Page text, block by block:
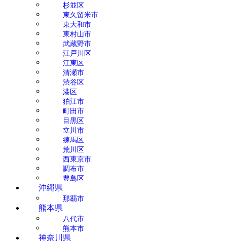
杉並区
東久留米市
東大和市
東村山市
武蔵野市
江戸川区
江東区
清瀬市
渋谷区
港区
狛江市
町田市
目黒区
立川市
練馬区
荒川区
西東京市
調布市
豊島区
沖縄県
那覇市
熊本県
八代市
熊本市
神奈川県